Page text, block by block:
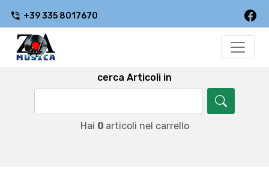
+39 335 8017670
cerca Articoli in
Hai 0 articoli nel carrello